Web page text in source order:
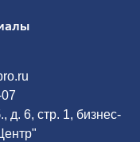
д. 6, стр. 1, бизнес-